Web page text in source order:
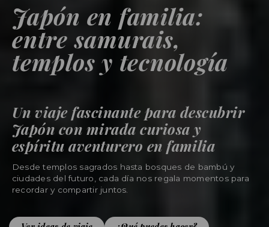
Japón en familia:
entre samurais,
templos y tecnología
Un viaje fascinante para descubrir
Japón con mirada curiosa y
espíritu aventurero en familia
Desde templos sagrados hasta bosques de bambú y
ciudades del futuro, cada día nos regala momentos para
recordar y compartir juntos.